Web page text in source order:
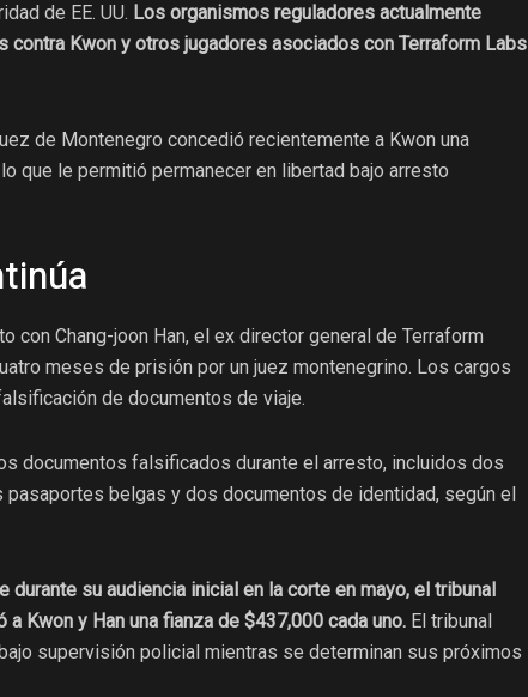
de EE. UU. Los organismos reguladores actualmente
contra Kwon y otros jugadores asociados con Terraform Labs
de Montenegro concedió recientemente a Kwon una
que le permitió permanecer en libertad bajo arresto
con Chang-joon Han, el ex director general de Terraform
meses de prisión por un juez montenegrino. Los cargos
de documentos de viaje.
documentos falsificados durante el arresto, incluidos dos
belgas y dos documentos de identidad, según el
durante su audiencia inicial en la corte en mayo, el tribunal
Kwon y Han una fianza de $437,000 cada uno. El tribunal
supervisión policial mientras se determinan sus próximos